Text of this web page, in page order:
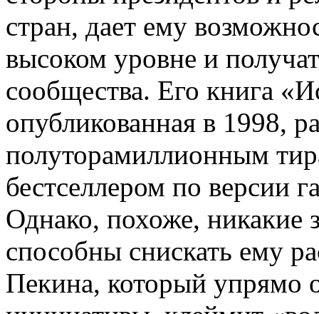
стран, дает ему
высоком уровне и
сообщества. Его книга
опубликованная в 1998,
полуторамиллионным
бестселлером по версии
Однако, похоже, никакие
способны снискать ему
Пекина, который упрямо